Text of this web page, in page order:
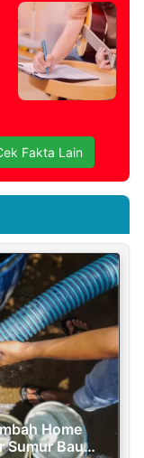
Fakta Lain
Home
Sumur Bau